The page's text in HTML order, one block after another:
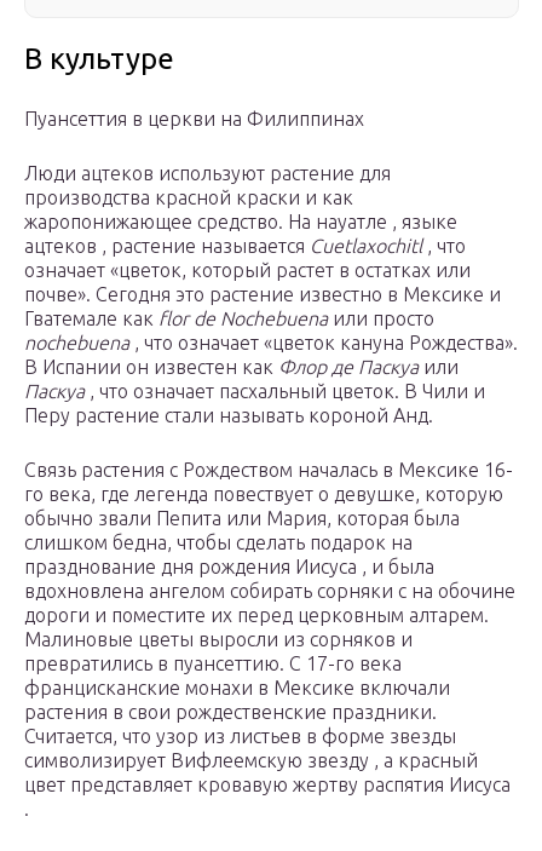
В культуре
Пуансеттия в церкви на Филиппинах
Люди ацтеков используют растение для
производства красной краски и как
жаропонижающее средство. На науатле , языке
ацтеков , растение называется Cuetlaxochitl, что
означает «цветок, который растет в остатках или
почве». Сегодня это растение известно в Мексике и
Гватемале как flor de Nochebuenaили просто
nochebuena, что означает «цветок кануна Рождества».
В Испании он известен как Флор де Паскуаили
Паскуа, что означает пасхальный цветок. В Чили и
Перу растение стали называть короной Анд.
Связь растения с Рождеством началась в Мексике 16-
го века, где легенда повествует о девушке, которую
обычно звали Пепита или Мария, которая была
слишком бедна, чтобы сделать подарок на
празднование дня рождения Иисуса , и была
вдохновлена ангелом собирать сорняки с на обочине
дороги и поместите их перед церковным алтарем.
Малиновые цветы выросли из сорняков и
превратились в пуансеттию. С 17-го века
францисканские монахи в Мексике включали
растения в свои рождественские праздники.
Считается, что узор из листьев в форме звезды
символизирует Вифлеемскую звезду , а красный
цвет представляет кровавую жертву распятия Иисуса
.